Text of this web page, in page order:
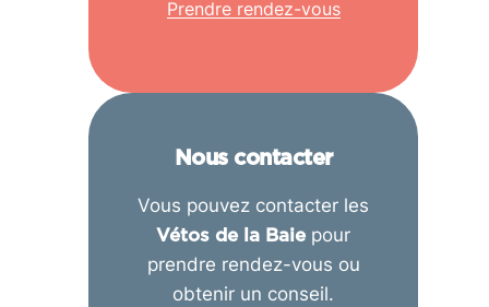
Prendre rendez-vous
Nous contacter
Vous pouvez contacter les
Vétos de la Baie pour
prendre rendez-vous ou
obtenir un conseil.